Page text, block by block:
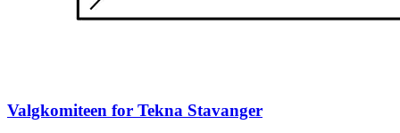
Valgkomiteen for Tekna Stavanger